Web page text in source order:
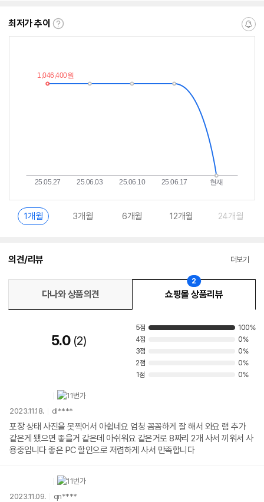
최저가 추이
최
이
란?
알
1개월 3개월 6개월 12개월 24개월
의견/리뷰 더보기
다나와 상품의견 쇼핑몰 상품리뷰
2
5.0 2
5점
100%
4점
0%
3점
0%
2점
0%
1점
0%
2023.11.18. dl****
포장 상태 사진을 못찍어서 아쉽네요 엄청 꼼꼼하게 잘 해서 와요 램 추가
같은게 됐으면 좋을거 같은데 아쉬워요 같은거로 8짜리 2개 사서 끼워서 사
용중입니다 좋은 PC 할인으로 저렴하게 사서 만족합니다
2023.11.09. qn****